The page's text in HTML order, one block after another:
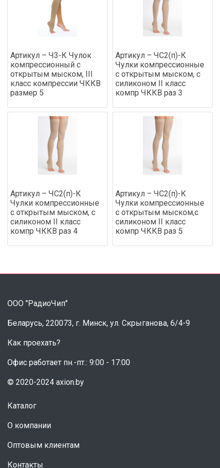
Артикул – Ч3-К Чулок
компрессионный с
открытым мыском, III
класс компрессии ЧККВ
размер 5
Артикул – ЧС2(п)-К
Чулки компрессионные
с открытым мыском, с
силиконом II класс
компр ЧККВ раз 3
Артикул – ЧС2(п)-К
Чулки компрессионные
с открытым мыском, с
силиконом II класс
компр ЧККВ раз 4
Артикул – ЧС2(п)-К
Чулки компрессионные
с открытым мыском,с
силиконом II класс
компр ЧККВ раз 5
ООО "РадиоЧип"
Беларусь, 220073, г. Минск, ул. Скрыганова, 6/4-9
Как проехать?
Офис работает пн.-пт.: 9:00 - 17:00
© 2020-2024 axion.by
Каталог
О компании
Оптовым клиентам
Контакты